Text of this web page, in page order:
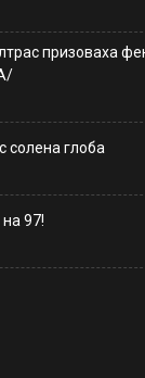
призоваха
солена глоба
97!